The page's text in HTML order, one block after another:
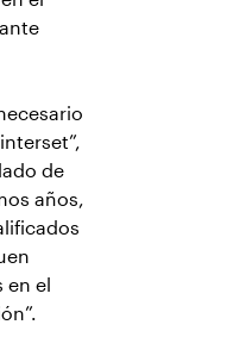
de
años,
el